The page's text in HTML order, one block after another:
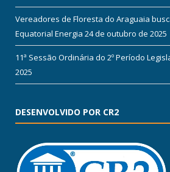
Vereadores de Floresta do Araguaia
Equatorial Energia 24 de outubro de 2025
11ª Sessão Ordinária do 2º Período
2025
DESENVOLVIDO POR CR2